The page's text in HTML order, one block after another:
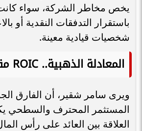
يخص مخاطر الشركة، سواء
باستقرار التدفقات النقدية أو
شخصيات قيادية معينة.
المعادلة الذهبية.. ROIC مقابل WACC
ويرى سامر شقير، أن الفارق
المستثمر المحترف والسطحي
العلاقة بين العائد على رأس